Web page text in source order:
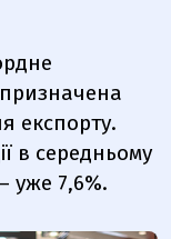
експорту.
в середньому
уже 7,6%.